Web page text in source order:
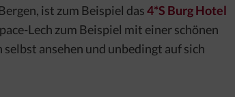
ist zum Beispiel das4*S Burg Hotel
Lech zum Beispiel mit einer schönen
ansehen und unbedingt auf sich